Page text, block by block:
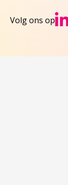
Volg ons op